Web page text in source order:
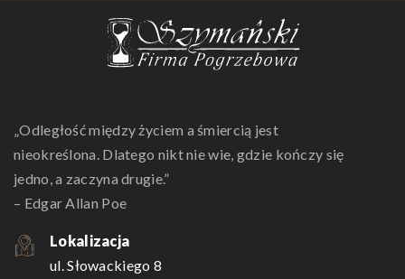
„Odległość między życiem a śmiercią jest
nieokreślona. Dlatego nikt nie wie, gdzie kończy się
jedno, a zaczyna drugie.”
– Edgar Allan Poe
Lokalizacja
ul. Słowackiego 8